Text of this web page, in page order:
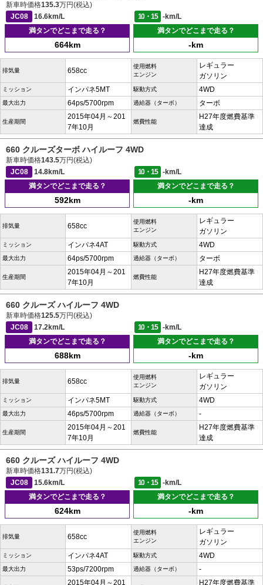
新車時価格135.3万円(税込)
JC08
16.6km/L 10・15
-km/L
満タンでどこまで走る？
664km
満タンでどこまで走る？
-km
排気量 658cc
使用燃料
エンジン
レギュラー
ガソリン
ミッション インパネ5MT 駆動方式 4WD
最大出力 64ps/5700rpm 過給器（ターボ） ターボ
生産期間
2015年04月～201
7年10月
燃費性能
H27年度燃費基準
達成
660 クルーズターボ ハイルーフ 4WD
新車時価格143.5万円(税込)
JC08
14.8km/L 10・15
-km/L
満タンでどこまで走る？
592km
満タンでどこまで走る？
-km
排気量 658cc
使用燃料
エンジン
レギュラー
ガソリン
ミッション インパネ4AT 駆動方式 4WD
最大出力 64ps/5700rpm 過給器（ターボ） ターボ
生産期間
2015年04月～201
7年10月
燃費性能
H27年度燃費基準
達成
660 クルーズ ハイルーフ 4WD
新車時価格125.5万円(税込)
JC08
17.2km/L 10・15
-km/L
満タンでどこまで走る？
688km
満タンでどこまで走る？
-km
排気量 658cc
使用燃料
エンジン
レギュラー
ガソリン
ミッション インパネ5MT 駆動方式 4WD
最大出力 46ps/5700rpm 過給器（ターボ） -
生産期間
2015年04月～201
7年10月
燃費性能
H27年度燃費基準
達成
660 クルーズ ハイルーフ 4WD
新車時価格131.7万円(税込)
JC08
15.6km/L 10・15
-km/L
満タンでどこまで走る？
624km
満タンでどこまで走る？
-km
排気量 658cc
使用燃料
エンジン
レギュラー
ガソリン
ミッション インパネ4AT 駆動方式 4WD
最大出力 53ps/7200rpm 過給器（ターボ） -
2015年04月～201 H27年度燃費基準